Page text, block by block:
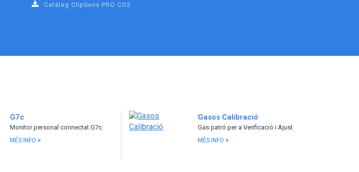
Catàleg ClipSens PRO CO2
G7c
Monitor personal connectat G7c.
MÉS INFO >
Gasos Calibració
Gas patró per a Verificació i Ajust
MÉS INFO >